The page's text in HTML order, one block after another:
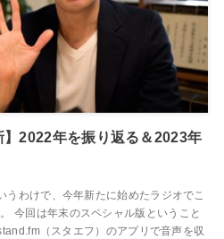
】2022年を振り返る＆2023年
わけで、今年新たに始めたラジオでこ
今回は年末のスペシャル版ということ
（スタエフ）のアプリで音声を収